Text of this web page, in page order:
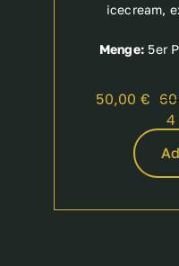
icecream,
Menge: 5er
50,00 €
4